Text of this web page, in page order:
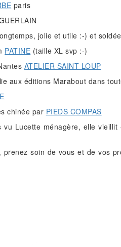
paris
jolie et utile :-) et
PATINE (taille XL svp :-)
ATELIER SAINT LOUP
aux éditions Marabout dans
chinée par PIEDS COMPAS
vu Lucette ménagère, elle
soin de vous et de vos